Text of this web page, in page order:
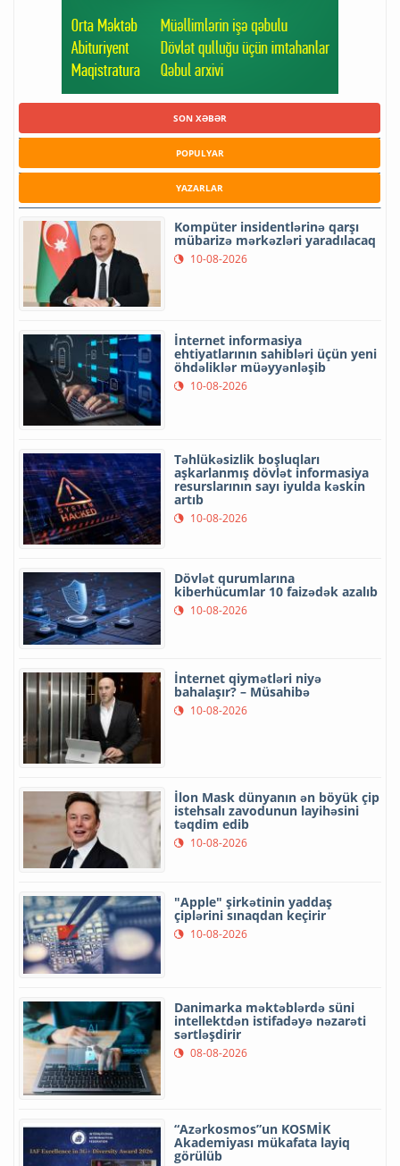
SON XƏBƏR
POPULYAR
YAZARLAR
Kompüter insidentlərinə qarşı
mübarizə mərkəzləri yaradılacaq
10-08-2026
İnternet informasiya
ehtiyatlarının sahibləri üçün yeni
öhdəliklər müəyyənləşib
10-08-2026
Təhlükəsizlik boşluqları
aşkarlanmış dövlət informasiya
resurslarının sayı iyulda kəskin
artıb
10-08-2026
Dövlət qurumlarına
kiberhücumlar 10 faizədək azalıb
10-08-2026
İnternet qiymətləri niyə
bahalaşır? – Müsahibə
10-08-2026
İlon Mask dünyanın ən böyük çip
istehsalı zavodunun layihəsini
təqdim edib
10-08-2026
"Apple" şirkətinin yaddaş
çiplərini sınaqdan keçirir
10-08-2026
Danimarka məktəblərdə süni
intellektdən istifadəyə nəzarəti
sərtləşdirir
08-08-2026
“Azərkosmos”un KOSMİK
Akademiyası mükafata layiq
görülüb